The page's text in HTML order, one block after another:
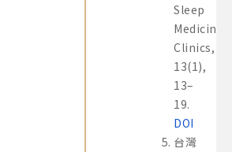
Sleep
Medicine
Clinics,
13(1),
13–
19.
DOI
台灣